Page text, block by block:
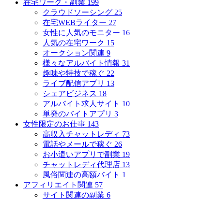
在宅ワーク・副業 199
クラウドソーシング 25
在宅WEBライター 27
女性に人気のモニター 16
人気の在宅ワーク 15
オークション関連 9
様々なアルバイト情報 31
趣味や特技で稼ぐ 22
ライブ配信アプリ 13
シェアビジネス 18
アルバイト求人サイト 10
単発のバイトアプリ 3
女性限定のお仕事 143
高収入チャットレディ 73
電話やメールで稼ぐ 26
お小遣いアプリで副業 19
チャットレディ代理店 13
風俗関連の高額バイト 1
アフィリエイト関連 57
サイト関連の副業 6